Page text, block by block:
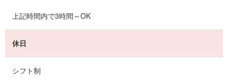
上記時間内で3時間～OK
休日
シフト制